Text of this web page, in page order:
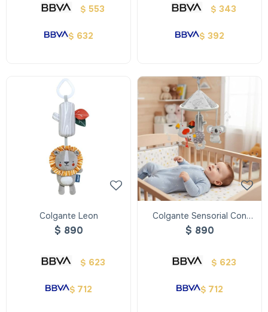
$ 553
$ 632
$ 343
$ 392
Colgante Leon
$ 890
$ 623
$ 712
Colgante Sensorial Con
Animales
$ 890
$ 623
$ 712